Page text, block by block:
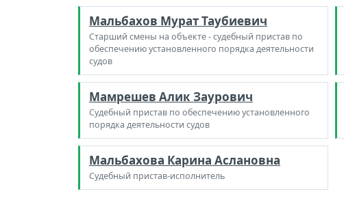
Мальбахов Мурат Таубиевич
Старший смены на объекте - судебный пристав по
обеспечению установленного порядка деятельности
судов
Мамрешев Алик Заурович
Судебный пристав по обеспечению установленного
порядка деятельности судов
Мальбахова Карина Аслановна
Судебный пристав-исполнитель